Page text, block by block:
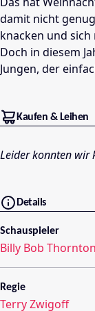
damit nicht
knacken und sich
Doch in diesem
Jungen, der
Kaufen & Leihen
Leider konnten wir
Details
Schauspieler
Billy Bob Thornton
Regie
Terry Zwigoff